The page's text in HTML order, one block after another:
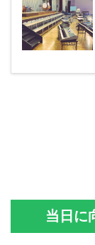
当日に